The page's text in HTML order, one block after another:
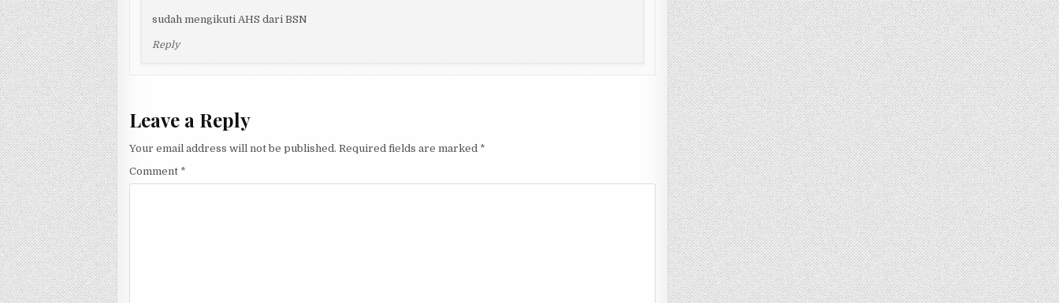
sudah mengikuti AHS dari BSN
Reply
Leave a Reply
Your email address will not be published. Required fields are marked *
Comment *